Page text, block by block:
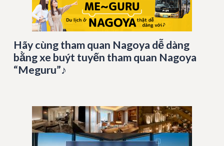
Hãy cùng tham quan Nagoya dễ dàng
bằng xe buýt tuyến tham quan Nagoya
“Meguru”♪